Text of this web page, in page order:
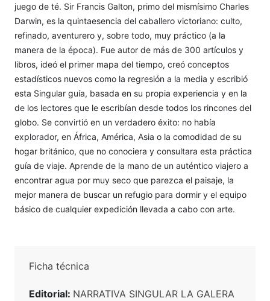
juego de té. Sir Francis Galton, primo del mismísimo Charles
Darwin, es la quintaesencia del caballero victoriano: culto,
refinado, aventurero y, sobre todo, muy práctico (a la
manera de la época). Fue autor de más de 300 artículos y
libros, ideó el primer mapa del tiempo, creó conceptos
estadísticos nuevos como la regresión a la media y escribió
esta Singular guía, basada en su propia experiencia y en la
de los lectores que le escribían desde todos los rincones del
globo. Se convirtió en un verdadero éxito: no había
explorador, en África, América, Asia o la comodidad de su
hogar británico, que no conociera y consultara esta práctica
guía de viaje. Aprende de la mano de un auténtico viajero a
encontrar agua por muy seco que parezca el paisaje, la
mejor manera de buscar un refugio para dormir y el equipo
básico de cualquier expedición llevada a cabo con arte.
Ficha técnica
Editorial: NARRATIVA SINGULAR LA GALERA